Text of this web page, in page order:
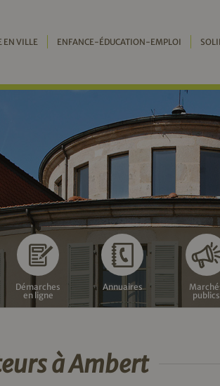
EN VILLE ENFANCE-ÉDUCATION-EMPLOI
Démarches
en ligne
Annuaires
publics
à Ambert